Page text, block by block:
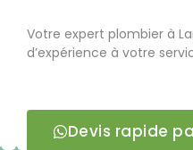
Votre expert plombier à
d’expérience à votre
Devis rapide